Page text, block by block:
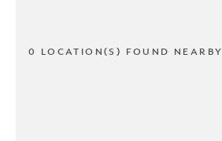
0 LOCATION(S) FOUND NEARBY